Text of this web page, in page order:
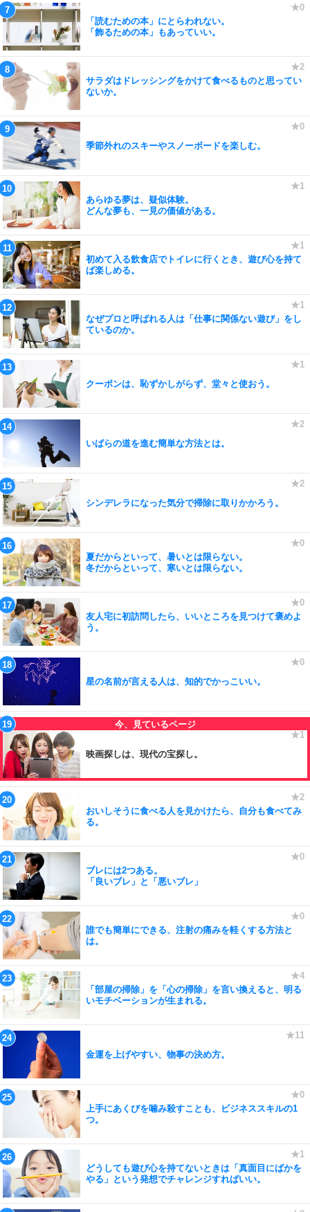
「読むための本」にとらわれない。
「飾るための本」もあっていい。
サラダはドレッシングをかけて食べるものと思ってい
ないか。
季節外れのスキーやスノーボードを楽しむ。
あらゆる夢は、疑似体験。
どんな夢も、一見の価値がある。
初めて入る飲食店でトイレに行くとき、遊び心を持て
ば楽しめる。
なぜプロと呼ばれる人は「仕事に関係ない遊び」をし
ているのか。
クーポンは、恥ずかしがらず、堂々と使おう。
いばらの道を進む簡単な方法とは。
シンデレラになった気分で掃除に取りかかろう。
夏だからといって、暑いとは限らない。
冬だからといって、寒いとは限らない。
友人宅に初訪問したら、いいところを見つけて褒めよ
う。
星の名前が言える人は、知的でかっこいい。
映画探しは、現代の宝探し。
おいしそうに食べる人を見かけたら、自分も食べてみ
る。
ブレには2つある。
「良いブレ」と「悪いブレ」
誰でも簡単にできる、注射の痛みを軽くする方法と
は。
「部屋の掃除」を「心の掃除」を言い換えると、明る
いモチベーションが生まれる。
金運を上げやすい、物事の決め方。
上手にあくびを噛み殺すことも、ビジネススキルの1
つ。
どうしても遊び心を持てないときは「真面目にばかを
やる」という発想でチャレンジすればいい。